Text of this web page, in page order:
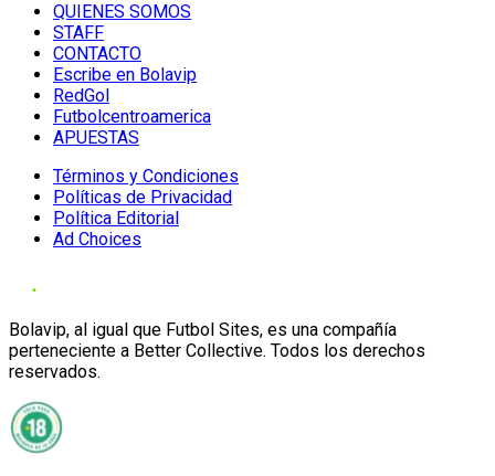
QUIENES SOMOS
STAFF
CONTACTO
Escribe en Bolavip
RedGol
Futbolcentroamerica
APUESTAS
Términos y Condiciones
Políticas de Privacidad
Política Editorial
Ad Choices
Bolavip, al igual que Futbol Sites, es una compañía
perteneciente a Better Collective. Todos los derechos
reservados.